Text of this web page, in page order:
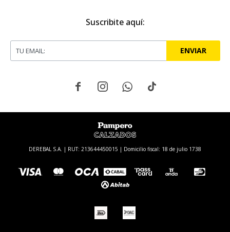
Suscribite aquí:
ENVIAR
   
DEREBAL S.A. | RUT: 213644450015 | Domicilio fiscal: 18 de julio 1738